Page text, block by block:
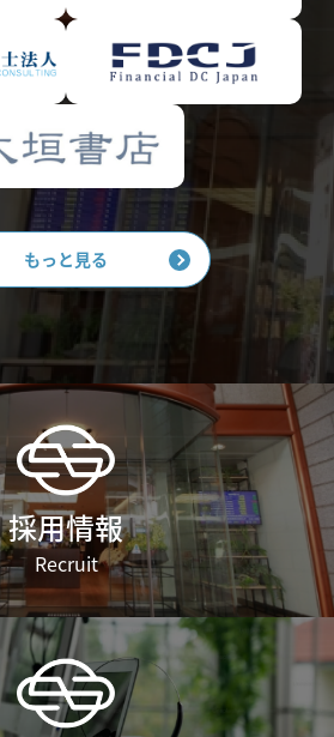
もっと見る
採用情報
Recruit